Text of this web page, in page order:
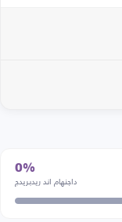
0%
داجنهام اند ريدبريدج